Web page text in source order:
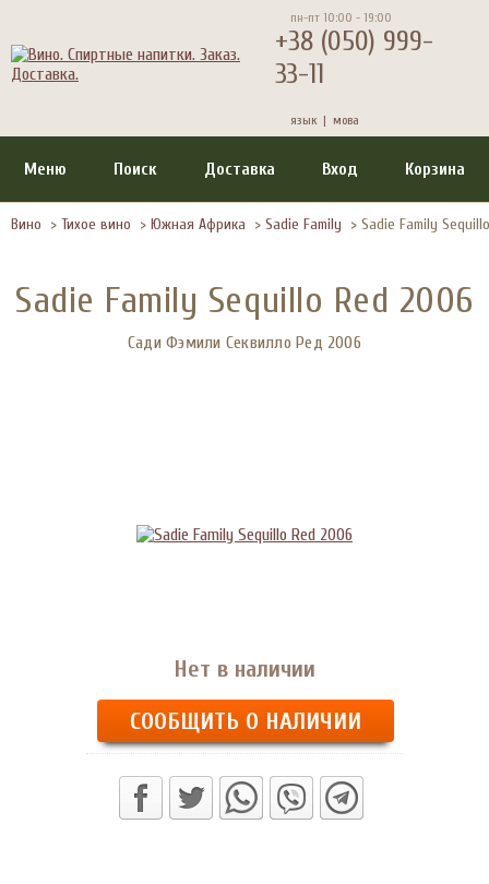
пн-пт 10:00 - 19:00
+38 (050) 999-
33-11
язык | мова
Меню Поиск Доставка Вход Корзина
Вино > Тихое вино > Южная Африка > Sadie Family > Sadie Family
Sadie Family Sequillo Red 2006
Сади Фэмили Секвилло Ред 2006
Нет в наличии
СООБЩИТЬ О НАЛИЧИИ